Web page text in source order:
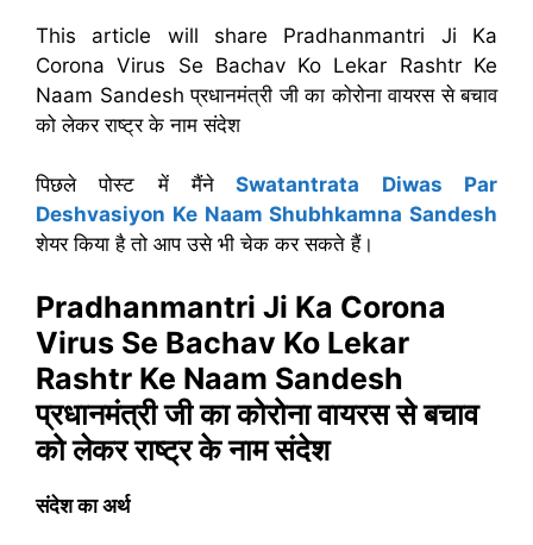
This article will share Pradhanmantri Ji Ka
Corona Virus Se Bachav Ko Lekar Rashtr Ke
Naam Sandesh प्रधानमंत्री जी का कोरोना वायरस से बचाव
को लेकर राष्ट्र के नाम संदेश
पिछले पोस्ट में मैंने
Swatantrata Diwas Par
Deshvasiyon Ke Naam Shubhkamna Sandesh
शेयर किया है तो आप उसे भी चेक कर सकते हैं।
Pradhanmantri Ji Ka Corona
Virus Se Bachav Ko Lekar
Rashtr Ke Naam Sandesh
प्रधानमंत्री जी का कोरोना वायरस से बचाव
को लेकर राष्ट्र के नाम संदेश
संदेश का अर्थ